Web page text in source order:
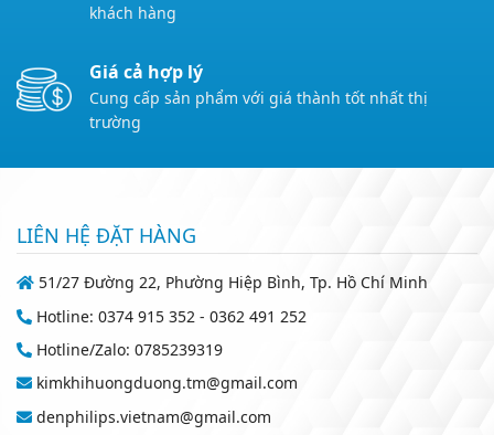
khách hàng
Giá cả hợp lý
Cung cấp sản phẩm với giá thành tốt nhất thị
trường
LIÊN HỆ ĐẶT HÀNG
51/27 Đường 22, Phường Hiệp Bình, Tp. Hồ Chí Minh
Hotline: 0374 915 352 - 0362 491 252
Hotline/Zalo: 0785239319
kimkhihuongduong.tm@gmail.com
denphilips.vietnam@gmail.com